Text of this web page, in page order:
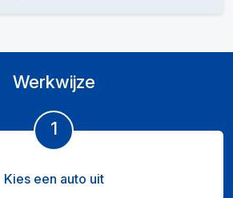
Werkwijze
1
Kies een auto uit